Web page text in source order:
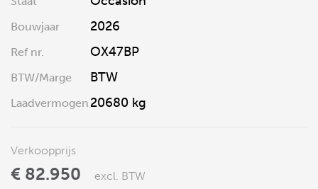
Bouwjaar 2026
Ref nr. OX47BP
BTW/Marge BTW
Laadvermogen 20680 kg
Verkoopprijs
€ 82.950 excl. BTW